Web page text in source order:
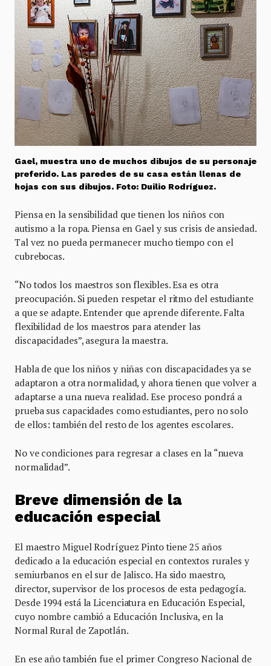
Gael, muestra uno de muchos dibujos de su personaje
preferido. Las paredes de su casa están llenas de
hojas con sus dibujos. Foto: Duilio Rodríguez.
Piensa en la sensibilidad que tienen los niños con
autismo a la ropa. Piensa en Gael y sus crisis de ansiedad.
Tal vez no pueda permanecer mucho tiempo con el
cubrebocas.
“No todos los maestros son flexibles. Esa es otra
preocupación. Si pueden respetar el ritmo del estudiante
a que se adapte. Entender que aprende diferente. Falta
flexibilidad de los maestros para atender las
discapacidades”, asegura la maestra.
Habla de que los niños y niñas con discapacidades ya se
adaptaron a otra normalidad, y ahora tienen que volver a
adaptarse a una nueva realidad. Ese proceso pondrá a
prueba sus capacidades como estudiantes, pero no solo
de ellos: también del resto de los agentes escolares.
No ve condiciones para regresar a clases en la “nueva
normalidad”.
Breve dimensión de la
educación especial
El maestro Miguel Rodríguez Pinto tiene 25 años
dedicado a la educación especial en contextos rurales y
semiurbanos en el sur de Jalisco. Ha sido maestro,
director, supervisor de los procesos de esta pedagogía.
Desde 1994 está la Licenciatura en Educación Especial,
cuyo nombre cambió a Educación Inclusiva, en la
Normal Rural de Zapotlán.
En ese año también fue el primer Congreso Nacional de